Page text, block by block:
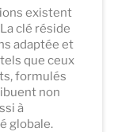
existent
clé réside
adaptée et
que ceux
formulés
non
à
globale.